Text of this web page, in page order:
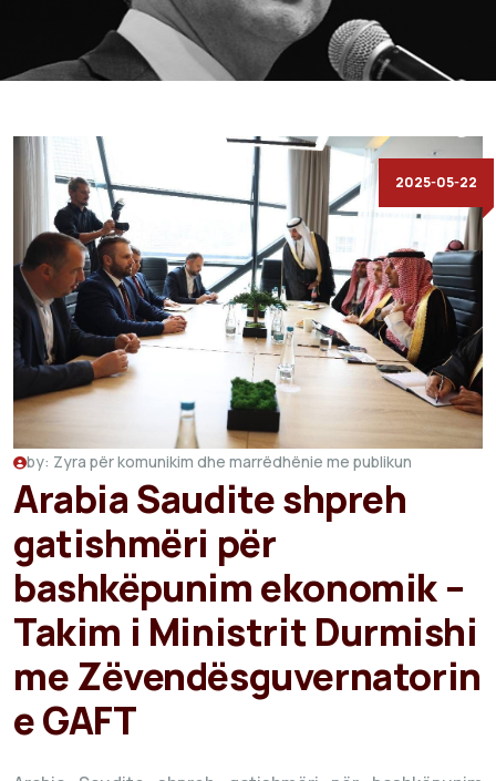
2025-05-22
by: Zyra për komunikim dhe marrëdhënie me publikun
Arabia Saudite shpreh
gatishmëri për
bashkëpunim ekonomik –
Takim i Ministrit Durmishi
me Zëvendësguvernatorin
e GAFT